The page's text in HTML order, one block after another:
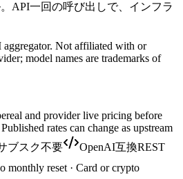
API一回の呼び出しで、インフラ
Not affiliated with or
model names are trademarks of
and provider live pricing before
rates can change as upstream
ブスク不要
OpenAI互換REST
monthly reset · Card or crypto